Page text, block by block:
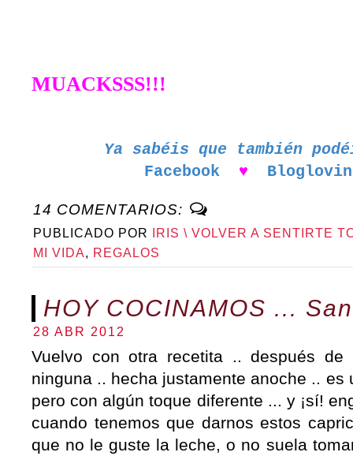
MUACKSSS!!!
Ya sabéis que también
Facebook
♥
14 COMENTARIOS:
PUBLICADO POR
IRIS \ VOLVER A SENTIRTE
MI VIDA, REGALOS
HOY COCINAMOS ...
28 ABR 2012
Vuelvo con otra recetita .. después
ninguna .. hecha justamente anoche ..
pero con algún toque diferente ... y ¡sí!
cuando tenemos que darnos estos
que no le guste la leche, o no suela